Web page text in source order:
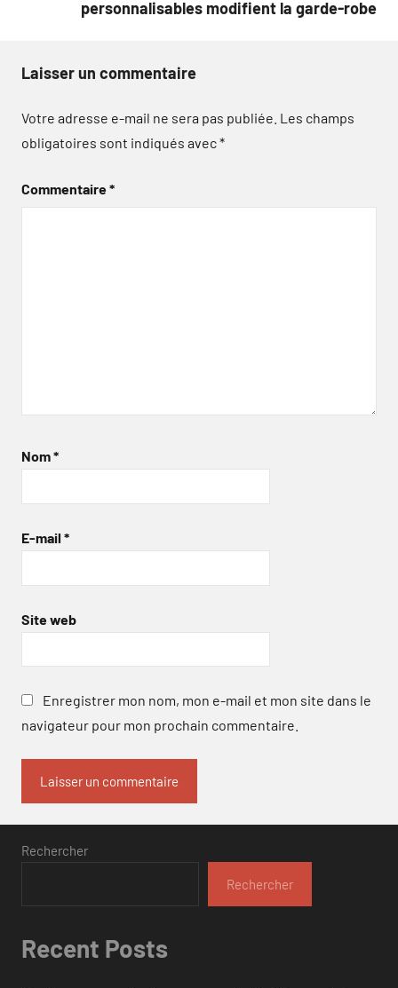
personnalisables modifient la garde-robe
Laisser un commentaire
Votre adresse e-mail ne sera pas publiée. Les champs
obligatoires sont indiqués avec*
Commentaire*
Nom*
E-mail *
Site web
Enregistrer mon nom, mon e-mail et mon site dans le
navigateur pour mon prochain commentaire.
Rechercher
Rechercher
Recent Posts